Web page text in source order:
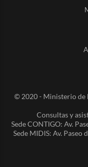
© 2020 - Ministerio de
Consultas y
Sede CONTIGO: Av.
Sede MIDIS: Av. Paseo